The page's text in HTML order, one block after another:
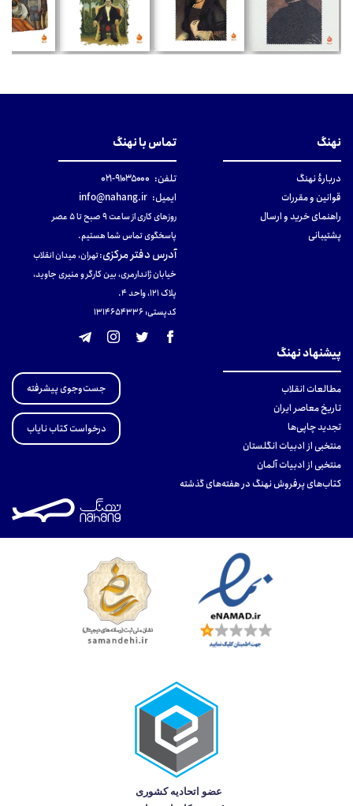
نهنگ
دربارهٔ نهنگ
قوانین و مقررات
راهنمای خرید و ارسال
پشتیبانی
تماس با نهنگ
تلفن: ۹۱۰۳۵۰۰۰-۰۲۱
ایمیل: info@nahang.ir
روزهای کاری از ساعت ۹ صبح تا ۵ عصر
پاسخگوی تماس شما هستیم.
آدرس دفتر مرکزی:تهران، میدان انقلاب
خیابان ژاندارمری، بین کارگر و منیری جاوید،
پلاک 121، واحد ۴.
کدپستی: 131465433۶
پیشنهاد نهنگ
مطالعات انقلاب
تاریخ معاصر ایران
تجدید چاپی‌ها
منتخبی از ادبیات انگلستان
منتخبی از ادبیات آلمان
کتاب‌های پرفروش نهنگ در هفته‌های گذشته
جست‌وجوی پیشرفته
درخواست کتاب نایاب